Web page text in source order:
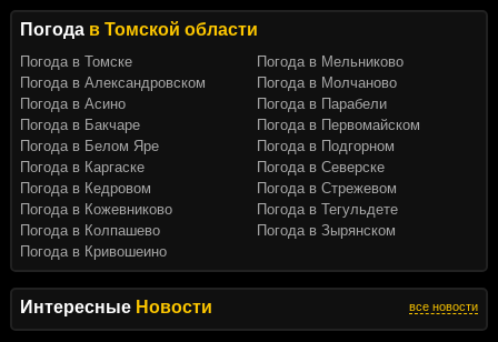
Интересные Новости все новости
Погода в Томской области
Погода в Томске
Погода в Александровском
Погода в Асино
Погода в Бакчаре
Погода в Белом Яре
Погода в Каргаске
Погода в Кедровом
Погода в Кожевниково
Погода в Колпашево
Погода в Кривошеино
Погода в Мельниково
Погода в Молчаново
Погода в Парабели
Погода в Первомайском
Погода в Подгорном
Погода в Северске
Погода в Стрежевом
Погода в Тегульдете
Погода в Зырянском